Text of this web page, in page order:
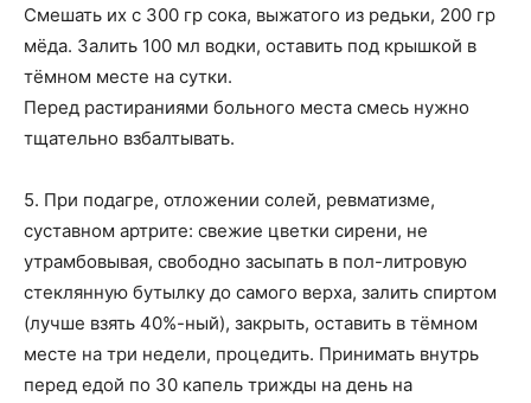
Смешать их с 300 гр сока, выжатого из редьки, 200 гр
мёда. Залить 100 мл водки, оставить под крышкой в
тёмном месте на сутки.
Перед растираниями больного места смесь нужно
тщательно взбалтывать.
5. При подагре, отложении солей, ревматизме,
суставном артрите: свежие цветки сирени, не
утрамбовывая, свободно засыпать в пол-литровую
стеклянную бутылку до самого верха, залить спиртом
(лучше взять 40%-ный), закрыть, оставить в тёмном
месте на три недели, процедить. Принимать внутрь
перед едой по 30 капель трижды на день на